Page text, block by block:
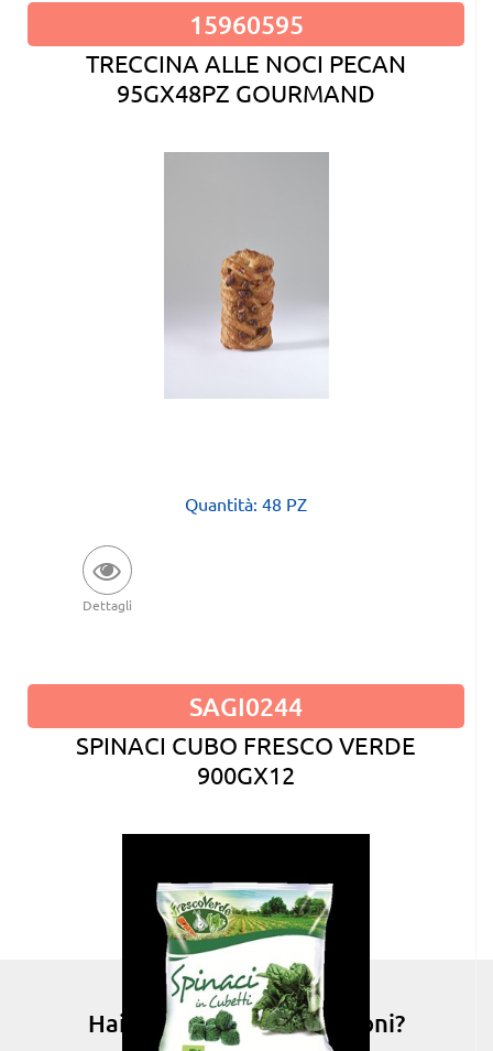
15960595
TRECCINA ALLE NOCI PECAN
95GX48PZ GOURMAND
Quantità: 48 PZ
Dettagli
SAGI0244
SPINACI CUBO FRESCO VERDE
900GX12
Hai bisogno di informazioni?